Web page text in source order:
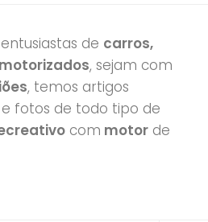
de carros,
, sejam com
, temos artigos
e fotos de todo tipo de
com motor de